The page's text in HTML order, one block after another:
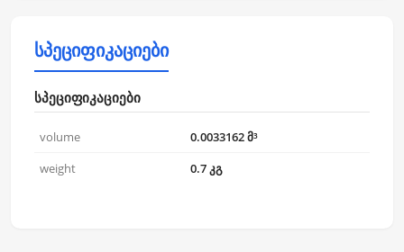
სპეციფიკაციები
სპეციფიკაციები
volume
0.0033162 მ³
weight
0.7 კგ